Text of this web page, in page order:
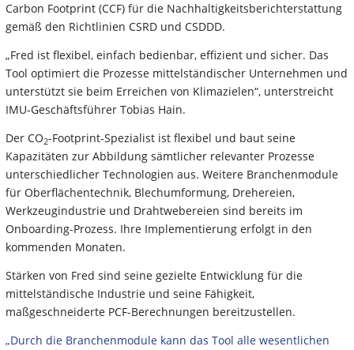
Carbon Footprint (CCF) für die Nachhaltigkeitsberichterstattung
gemäß den Richtlinien CSRD und CSDDD.
„Fred ist flexibel, einfach bedienbar, effizient und sicher. Das
Tool optimiert die Prozesse mittelständischer Unternehmen und
unterstützt sie beim Erreichen von Klimazielen“, unterstreicht
IMU-Geschäftsführer Tobias Hain.
Der CO2-Footprint-Spezialist ist flexibel und baut seine
Kapazitäten zur Abbildung sämtlicher relevanter Prozesse
unterschiedlicher Technologien aus. Weitere Branchenmodule
für Oberflächentechnik, Blechumformung, Drehereien,
Werkzeugindustrie und Drahtwebereien sind bereits im
Onboarding-Prozess. Ihre Implementierung erfolgt in den
kommenden Monaten.
Stärken von Fred sind seine gezielte Entwicklung für die
mittelständische Industrie und seine Fähigkeit,
maßgeschneiderte PCF-Berechnungen bereitzustellen.
„Durch die Branchenmodule kann das Tool alle wesentlichen